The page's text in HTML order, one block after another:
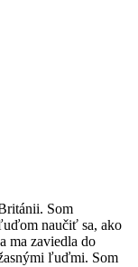
Som
naučiť sa, ako
ma zaviedla do
ľuďmi. Som